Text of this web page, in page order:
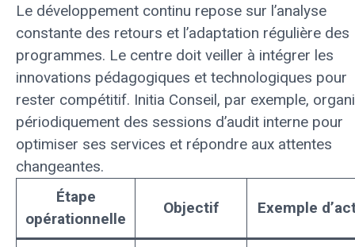
Le développement continu repose sur l’analyse
constante des retours et l’adaptation régulière des
programmes. Le centre doit veiller à intégrer les
innovations pédagogiques et technologiques pour
rester compétitif. Initia Conseil, par exemple,
périodiquement des sessions d’audit interne pour
optimiser ses services et répondre aux attentes
changeantes.
Étape
opérationnelle
Objectif Exemple